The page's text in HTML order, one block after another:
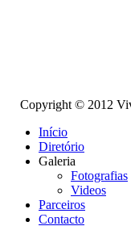
Copyright © 2012
Início
Diretório
Galeria
Fotografias
Videos
Parceiros
Contacto